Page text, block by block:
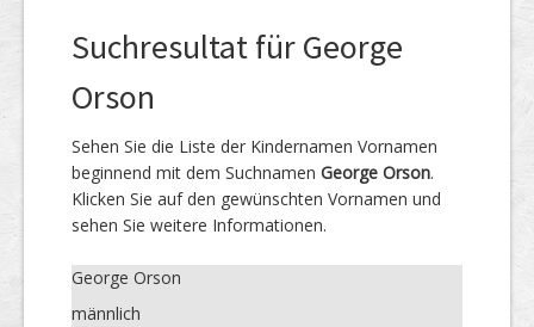
Suchresultat für George
Orson
Sehen Sie die Liste der Kindernamen Vornamen
beginnend mit dem Suchnamen George Orson.
Klicken Sie auf den gewünschten Vornamen und
sehen Sie weitere Informationen.
George Orson
männlich